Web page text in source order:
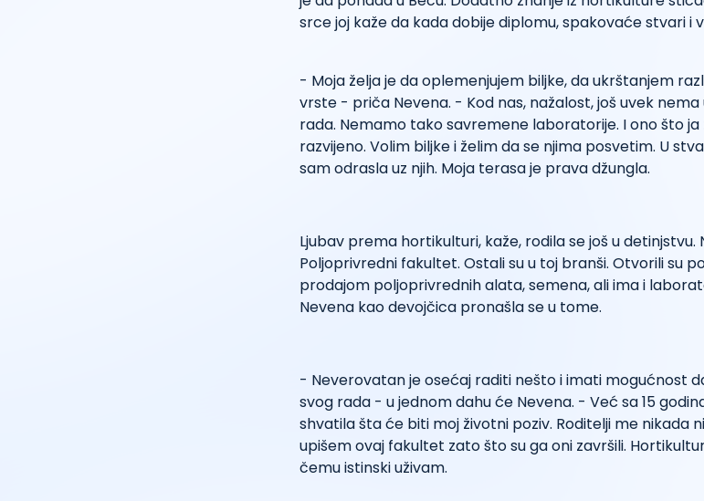
srce joj kaže da kada dobije diplomu, spakovaće stvari i
- Moja želja je da oplemenjujem biljke, da ukrštanjem
vrste - priča Nevena. - Kod nas, nažalost, još uvek
rada. Nemamo tako savremene laboratorije. I ono što ja
razvijeno. Volim biljke i želim da se njima posvetim. U
sam odrasla uz njih. Moja terasa je prava džungla.
Ljubav prema hortikulturi, kaže, rodila se još u detinjstvu.
Poljoprivredni fakultet. Ostali su u toj branši. Otvorili su
prodajom poljoprivrednih alata, semena, ali ima i
Nevena kao devojčica pronašla se u tome.
- Neverovatan je osećaj raditi nešto i imati mogućnost
svog rada - u jednom dahu će Nevena. - Već sa 15
shvatila šta će biti moj životni poziv. Roditelji me nikada
upišem ovaj fakultet zato što su ga oni završili.
čemu istinski uživam.